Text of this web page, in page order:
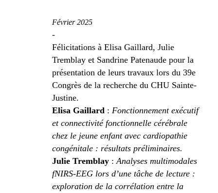
Février 2025
-
Félicitations à Elisa Gaillard, Julie
Tremblay et Sandrine Patenaude pour la
présentation de leurs travaux lors du 39e
Congrès de la recherche du CHU Sainte-
Justine.
Elisa Gaillard : Fonctionnement exécutif
et connectivité fonctionnelle cérébrale
chez le jeune enfant avec cardiopathie
congénitale : résultats préliminaires.
Julie Tremblay : Analyses multimodales
fNIRS-EEG lors d’une tâche de lecture :
exploration de la corrélation entre la